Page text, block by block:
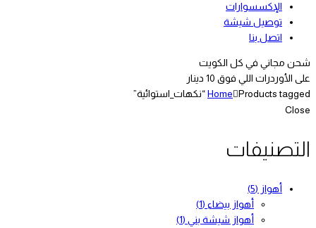
الإكسسوارات
توصيل شيشة
اتصل بنا
شحن مجاني في كل الكويت
على الأوردرات اللي فوق 10 دينار
Home Products tagged “نكهات_استوائية”
Close
التصنيفات
أهواز (5)
أهواز بيضاء (1)
أهواز شيشة بني (1)